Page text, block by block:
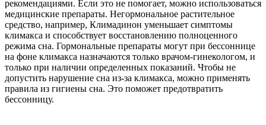
рекомендациями. Если это не помогает, можно использоваться
медицинские препараты. Негормональное растительное
средство, например, Климадинон уменьшает симптомы
климакса и способствует восстановлению полноценного
режима сна. Гормональные препараты могут при бессоннице
на фоне климакса назначаются только врачом-гинекологом, и
только при наличии определенных показаний. Чтобы не
допустить нарушение сна из-за климакса, можно применять
правила из гигиены сна. Это поможет предотвратить
бессонницу.